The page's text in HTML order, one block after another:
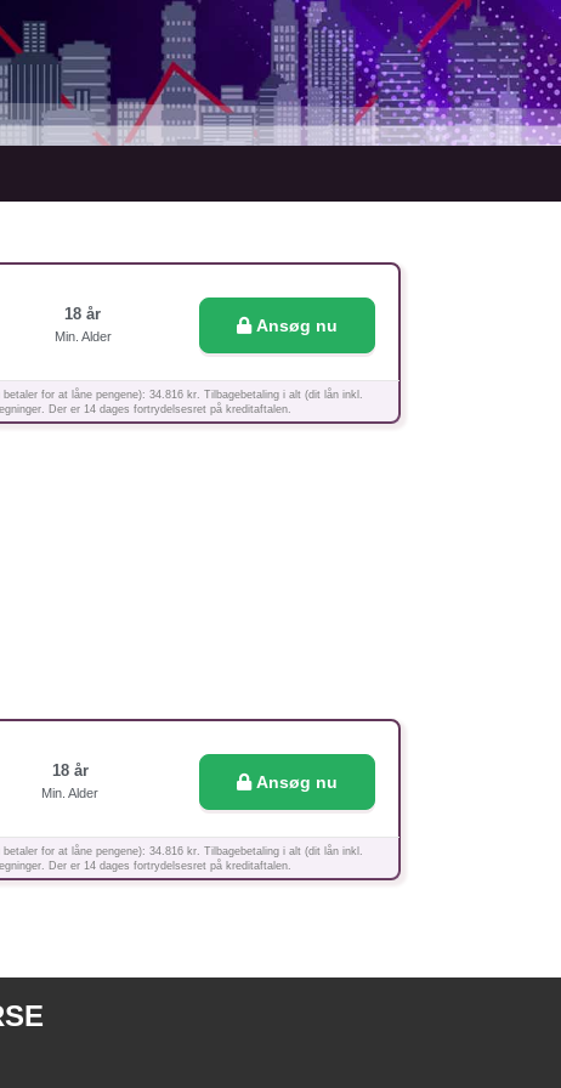
18 år
Min. Alder
Ansøg nu
for at låne pengene): 34.816 kr. Tilbagebetaling i alt (dit lån inkl.
Der er 14 dages fortrydelsesret på kreditaftalen.
18 år
Min. Alder
Ansøg nu
for at låne pengene): 34.816 kr. Tilbagebetaling i alt (dit lån inkl.
Der er 14 dages fortrydelsesret på kreditaftalen.